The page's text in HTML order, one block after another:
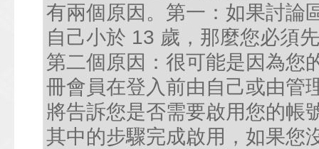
有兩個原因。第一：如果討論
自己小於 13 歲，那麼您必須
第二個原因：很可能是因為您
冊會員在登入前由自己或由管
將告訴您是否需要啟用您的帳
其中的步驟完成啟用，如果您